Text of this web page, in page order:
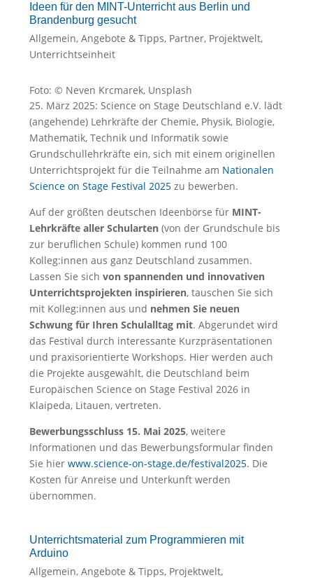
Ideen für den MINT-Unterricht aus Berlin und
Brandenburg gesucht
Allgemein, Angebote & Tipps, Partner, Projektwelt,
Unterrichtseinheit
Foto: © Neven Krcmarek, Unsplash
25. März 2025: Science on Stage Deutschland e.V. lädt
(angehende) Lehrkräfte der Chemie, Physik, Biologie,
Mathematik, Technik und Informatik sowie
Grundschullehrkräfte ein, sich mit einem originellen
Unterrichtsprojekt für die Teilnahme am Nationalen
Science on Stage Festival 2025 zu bewerben.
Auf der größten deutschen Ideenbörse für MINT-
Lehrkräfte aller Schularten (von der Grundschule bis
zur beruflichen Schule) kommen rund 100
Kolleg:innen aus ganz Deutschland zusammen.
Lassen Sie sich von spannenden und innovativen
Unterrichtsprojekten inspirieren, tauschen Sie sich
mit Kolleg:innen aus und nehmen Sie neuen
Schwung für Ihren Schulalltag mit. Abgerundet wird
das Festival durch interessante Kurzpräsentationen
und praxisorientierte Workshops. Hier werden auch
die Projekte ausgewählt, die Deutschland beim
Europäischen Science on Stage Festival 2026 in
Klaipeda, Litauen, vertreten.
Bewerbungsschluss 15. Mai 2025, weitere
Informationen und das Bewerbungsformular finden
Sie hier www.science-on-stage.de/festival2025. Die
Kosten für Anreise und Unterkunft werden
übernommen.
Unterrichtsmaterial zum Programmieren mit
Arduino
Allgemein, Angebote & Tipps, Projektwelt,